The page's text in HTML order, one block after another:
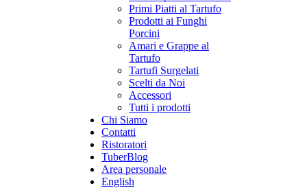
Primi Piatti al Tartufo
Prodotti ai Funghi
Porcini
Amari e Grappe al
Tartufo
Tartufi Surgelati
Scelti da Noi
Accessori
Tutti i prodotti
Chi Siamo
Contatti
Ristoratori
TuberBlog
Area personale
English